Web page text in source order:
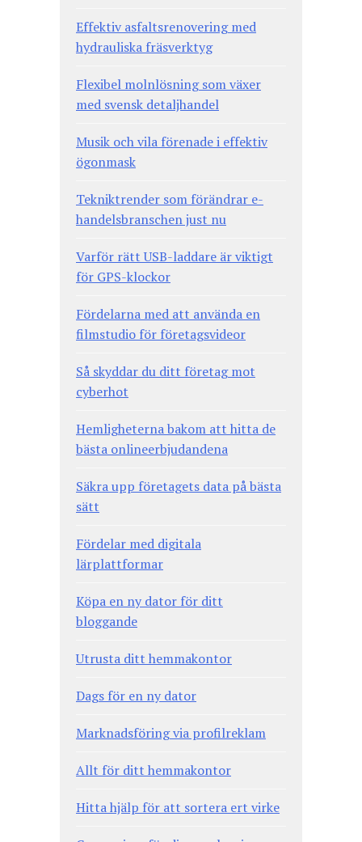
Effektiv asfaltsrenovering med
hydrauliska fräsverktyg
Flexibel molnlösning som växer
med svensk detaljhandel
Musik och vila förenade i effektiv
ögonmask
Tekniktrender som förändrar e-
handelsbranschen just nu
Varför rätt USB-laddare är viktigt
för GPS-klockor
Fördelarna med att använda en
filmstudio för företagsvideor
Så skyddar du ditt företag mot
cyberhot
Hemligheterna bakom att hitta de
bästa onlineerbjudandena
Säkra upp företagets data på bästa
sätt
Fördelar med digitala
lärplattformar
Köpa en ny dator för ditt
bloggande
Utrusta ditt hemmakontor
Dags för en ny dator
Marknadsföring via profilreklam
Allt för ditt hemmakontor
Hitta hjälp för att sortera ert virke